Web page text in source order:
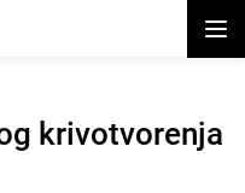
krivotvorenja